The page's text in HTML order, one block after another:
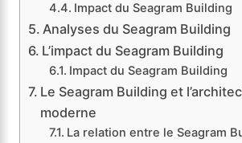
Impact du Seagram Building
Analyses du Seagram Building
L’impact du Seagram Building
Impact du Seagram Building
Le Seagram Building et
moderne
La relation entre le Seagram